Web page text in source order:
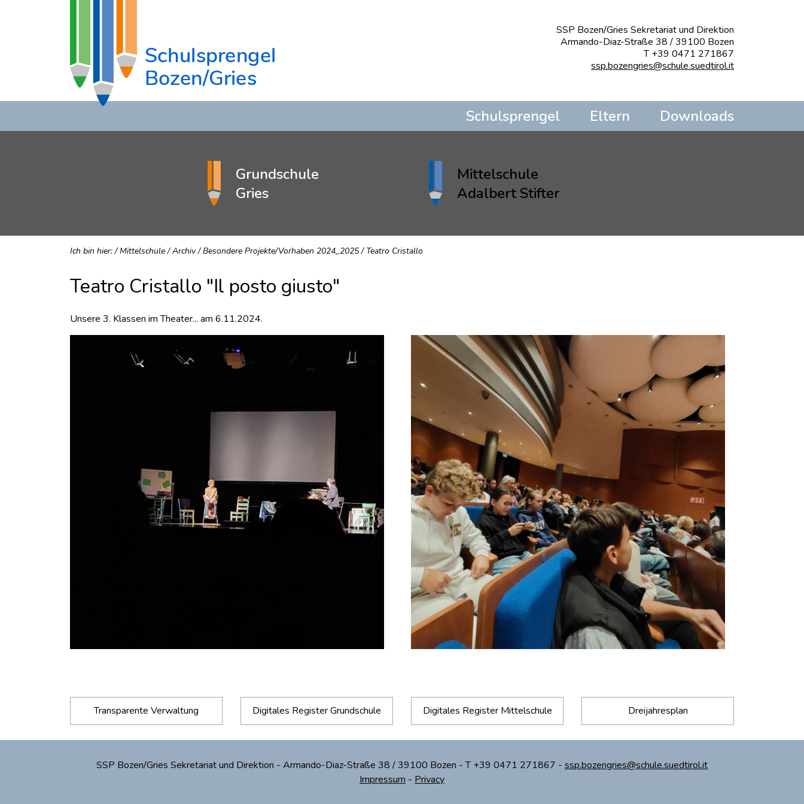
SSP Bozen/Gries Sekretariat und Direktion
Armando-Diaz-Straße 38 / 39100 Bozen
T +39 0471 271867
ssp.bozengries@schule.suedtirol.it
Schulsprengel Eltern Downloads
Grundschule
Gries
Mittelschule
Adalbert Stifter
Ich bin hier:/Mittelschule/Archiv/Besondere Projekte/Vorhaben 2024_2025/ Teatro Cristallo
Teatro Cristallo "Il posto giusto"
Unsere 3. Klassen im Theater... am 6.11.2024.
Transparente Verwaltung Digitales Register Grundschule Digitales Register Mittelschule Dreijahresplan
SSP Bozen/Gries Sekretariat und Direktion - Armando-Diaz-Straße 38 / 39100 Bozen - T +39 0471 271867 - ssp.bozengries@schule.suedtirol.it
Impressum - Privacy